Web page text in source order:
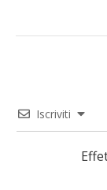
Iscriviti